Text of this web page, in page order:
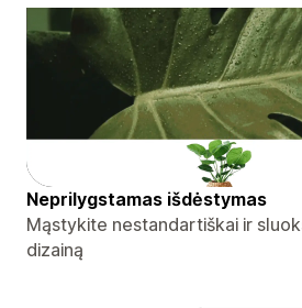
Neprilygstamas išdėstymas
Mąstykite nestandartiškai ir
dizainą